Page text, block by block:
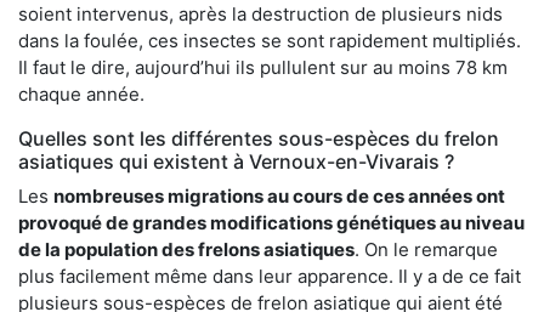
soient intervenus, après la destruction de plusieurs nids
dans la foulée, ces insectes se sont rapidement multipliés.
Il faut le dire, aujourd’hui ils pullulent sur au moins 78 km
chaque année.
Quelles sont les différentes sous-espèces du frelon
asiatiques qui existent à Vernoux-en-Vivarais ?
Les nombreuses migrations au cours de ces années ont
provoqué de grandes modifications génétiques au niveau
de la population des frelons asiatiques. On le remarque
plus facilement même dans leur apparence. Il y a de ce fait
plusieurs sous-espèces de frelon asiatique qui aient été